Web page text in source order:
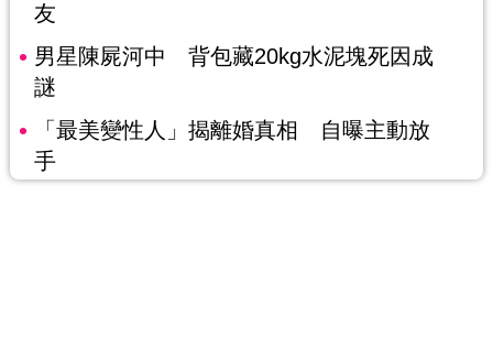
友
男星陳屍河中 背包藏20kg水泥塊死因成
謎
「最美變性人」揭離婚真相 自曝主動放
手